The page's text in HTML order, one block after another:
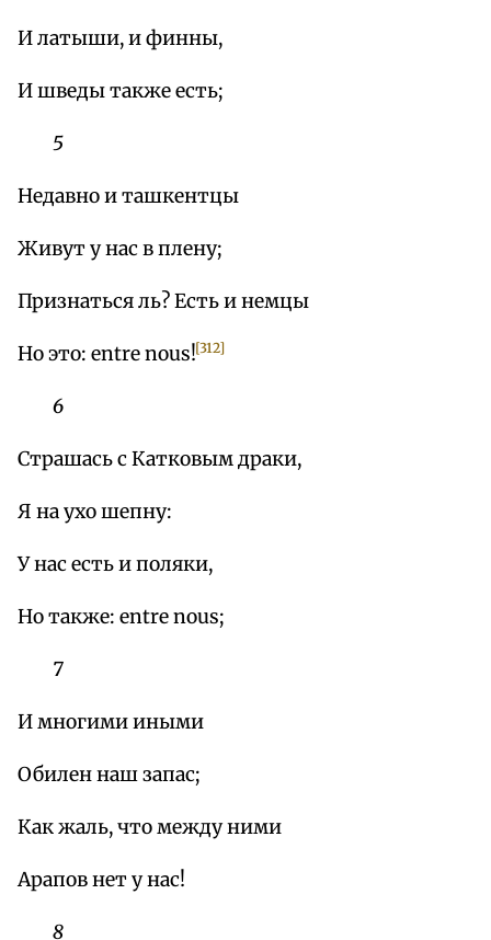
И латыши, и финны,
И шведы также есть;
5
Недавно и ташкентцы
Живут у нас в плену;
Признаться ль? Есть и немцы
Но это: entre nous![312]
6
Страшась с Катковым драки,
Я на ухо шепну:
У нас есть и поляки,
Но также: entre nous;
7
И многими иными
Обилен наш запас;
Как жаль, что между ними
Арапов нет у нас!
8